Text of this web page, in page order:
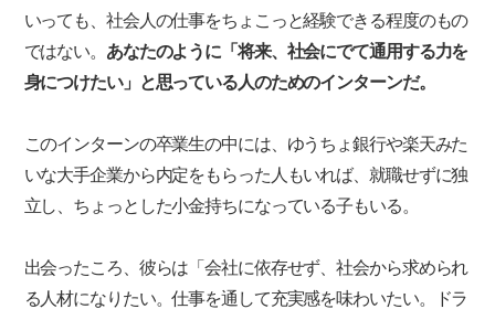
いっても、社会人の仕事をちょこっと経験できる程度のもの
ではない。 あなたのように「将来、社会にでて通用する力を
身につけたい」と思っている人のためのインターンだ。
このインターンの卒業生の中には、ゆうちょ銀行や楽天みた
いな大手企業から内定をもらった人もいれば、就職せずに独
立し、ちょっとした小金持ちになっている子もいる。
出会ったころ、彼らは「会社に依存せず、社会から求められ
る人材になりたい。仕事を通して充実感を味わいたい。ドラ